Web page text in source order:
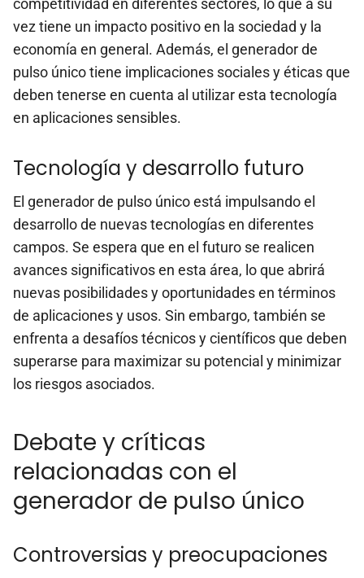
vez tiene un impacto positivo en la sociedad y la
economía en general. Además, el generador de
pulso único tiene implicaciones sociales y éticas que
deben tenerse en cuenta al utilizar esta tecnología
en aplicaciones sensibles.
Tecnología y desarrollo futuro
El generador de pulso único está impulsando el
desarrollo de nuevas tecnologías en diferentes
campos. Se espera que en el futuro se realicen
avances significativos en esta área, lo que abrirá
nuevas posibilidades y oportunidades en términos
de aplicaciones y usos. Sin embargo, también se
enfrenta a desafíos técnicos y científicos que deben
superarse para maximizar su potencial y minimizar
los riesgos asociados.
Debate y críticas
relacionadas con el
generador de pulso único
Controversias y preocupaciones